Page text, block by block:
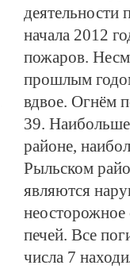
деятельности
начала 2012
пожаров.
прошлым
вдвое. Огнём
39.
районе,
Рыльском
являются
неосторожное
печей. Все
числа 7